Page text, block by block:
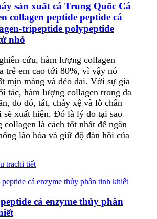
sản xuất cá Trung Quốc Cá
collagen peptide peptide cá
tripeptide polypeptide
nhỏ
cứu, hàm lượng collagen
trẻ em cao tới 80%, vì vậy nó
mịn màng và dẻo dai. Với sự gia
tác, hàm lượng collagen trong da
do đó, tát, chảy xệ và lỗ chân
sẽ xuất hiện. Đó là lý do tại sao
collagen là cách tốt nhất để ngăn
lão hóa và giữ độ đàn hồi của
trachi tiết
cá enzyme thủy phân